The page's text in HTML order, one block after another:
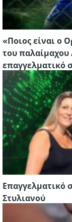
«Ποιος είναι ο
του
επαγγελματικό
Επαγγελματικό
Στυλιανού